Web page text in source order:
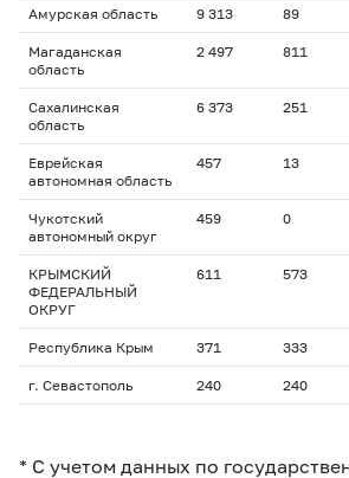
Амурская область 9 313 89
Магаданская
область
2 497 811
Сахалинская
область
6 373 251
Еврейская
автономная область
457 13
Чукотский
автономный округ
459 0
КРЫМСКИЙ
ФЕДЕРАЛЬНЫЙ
ОКРУГ
611 573
Республика Крым 371 333
г. Севастополь 240 240
* С учетом данных по